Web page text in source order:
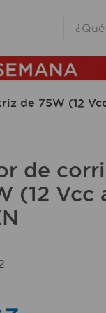
de 75W (12 Vcc
de
(12 Vcc